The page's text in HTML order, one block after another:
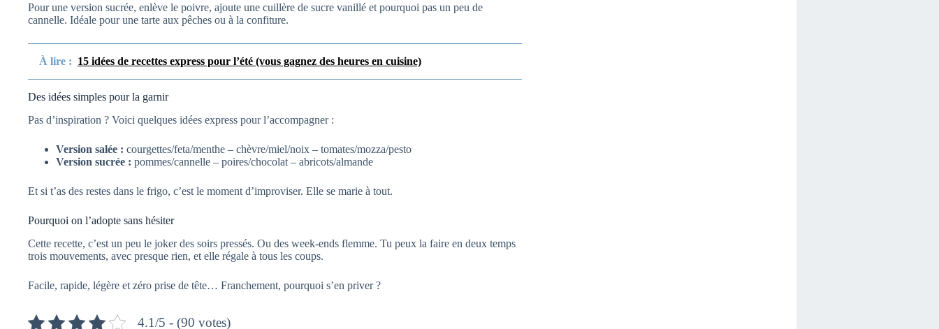
Pour une version sucrée, enlève le poivre, ajoute une cuillère de sucre vanillé et pourquoi pas un peu de
cannelle. Idéale pour une tarte aux pêches ou à la confiture.
À lire : 15 idées de recettes express pour l’été (vous gagnez des heures en cuisine)
Des idées simples pour la garnir
Pas d’inspiration ? Voici quelques idées express pour l’accompagner :
Version salée : courgettes/feta/menthe – chèvre/miel/noix – tomates/mozza/pesto
Version sucrée : pommes/cannelle – poires/chocolat – abricots/almande
Et si t’as des restes dans le frigo, c’est le moment d’improviser. Elle se marie à tout.
Pourquoi on l’adopte sans hésiter
Cette recette, c’est un peu le joker des soirs pressés. Ou des week-ends flemme. Tu peux la faire en deux temps
trois mouvements, avec presque rien, et elle régale à tous les coups.
Facile, rapide, légère et zéro prise de tête… Franchement, pourquoi s’en priver ?
4.1/5 - (90 votes)